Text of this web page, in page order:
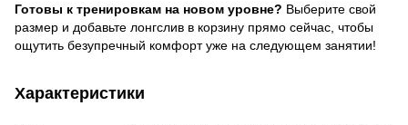
Готовы к тренировкам на новом уровне? Выберите свой
размер и добавьте лонгслив в корзину прямо сейчас, чтобы
ощутить безупречный комфорт уже на следующем занятии!
Характеристики